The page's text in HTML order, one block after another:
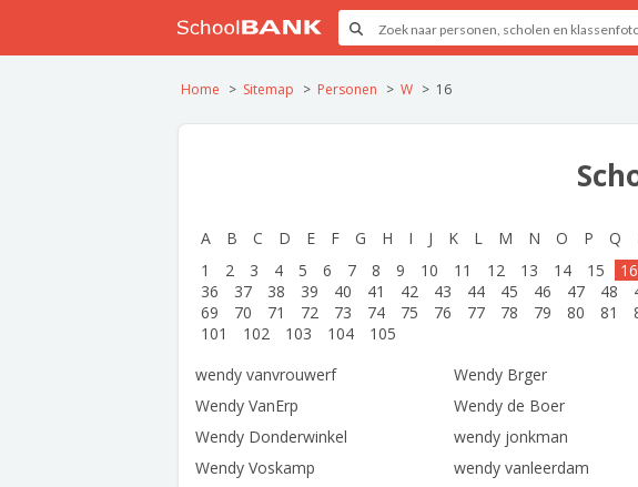
Home Sitemap Personen W 16
A B C D E F G H I J K L M N O P Q
1
2 3 4 5 6 7 8 9 10 11 12 13 14 15 16
36
37 38 39 40 41 42 43 44 45 46 47 48
69
70 71 72 73 74 75 76 77 78 79 80 81
101
102 103 104
105
wendy vanvrouwerf
Wendy Brger
Wendy VanErp
Wendy de Boer
Wendy Donderwinkel
wendy jonkman
Wendy Voskamp
wendy vanleerdam